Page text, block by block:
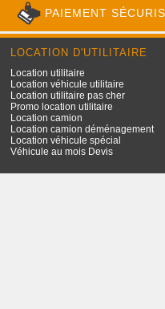
PAIEMENT
LOCATION D'UTILITAIRE
Location utilitaire
Location véhicule utilitaire
Location utilitaire pas cher
Promo location utilitaire
Location camion
Location camion déménagement
Location véhicule spécial
Véhicule au mois Devis